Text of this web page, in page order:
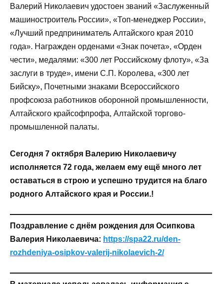
Валерий Николаевич удостоен званий «Заслуженный
машиностроитель России», «Топ-менеджер России»,
«Лучший предприниматель Алтайского края 2010
года». Награжден орденами «Знак почета», «Орден
чести», медалями: «300 лет Российскому флоту», «За
заслуги в труде», имени С.П. Королева, «300 лет
Бийску», Почетными знаками Всероссийского
профсоюза работников оборонной промышленности,
Алтайского крайсофпрофа, Алтайской торгово-
промышленной палаты.
Сегодня 7 октября Валерию Николаевичу
исполняется 72 года, желаем ему ещё много лет
оставаться в строю и успешно трудится на благо
родного Алтайского края и России.!
Поздравление с днём рождения для Осипкова
Валерия Николаевича: https://spa22.ru/den-
rozhdeniya-osipkov-valerij-nikolaevich-2/